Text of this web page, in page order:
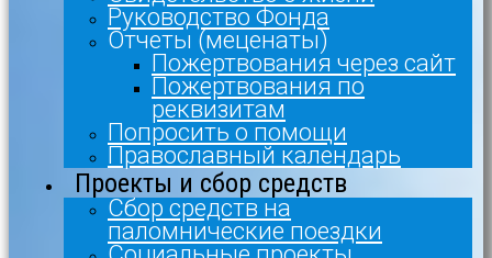
Руководство Фонда
Отчеты (меценаты)
Пожертвования через сайт
Пожертвования по
реквизитам
Попросить о помощи
Православный календарь
Проекты и сбор средств
Сбор средств на
паломнические поездки